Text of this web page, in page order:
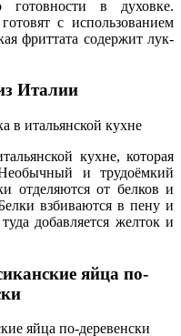
в духовке.
с использованием
фриттата содержит лук-
Италии
кухне, которая
и трудоёмкий
отделяются от белков и
взбиваются в пену и
добавляется желток и
яйца по-